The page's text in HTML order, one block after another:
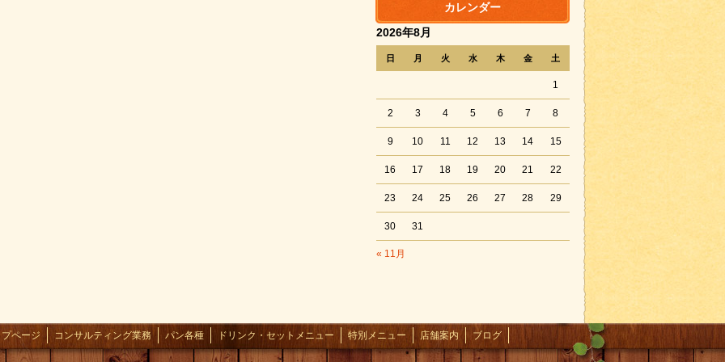
カレンダー
2026年8月
日 月 火 水 木 金 土
« 11月
1
2 3 4 5 6 7 8
9 10 11 12 13 14 15
16 17 18 19 20 21 22
23 24 25 26 27 28 29
30 31
ページ コンサルティング業務 パン各種 ドリンク・セットメニュー 特別メニュー 店舗案内 ブログ